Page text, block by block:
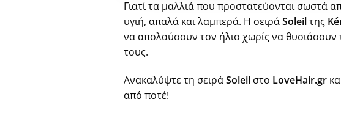
Γιατί τα μαλλιά που προστατεύονται σωστά
υγιή, απαλά και λαμπερά. Η σειράSoleilτης
να απολαύσουν τον ήλιο χωρίς να θυσιάσουν
τους.
Ανακαλύψτε τη σειράSoleil στο LoveHair.gr
από ποτέ!